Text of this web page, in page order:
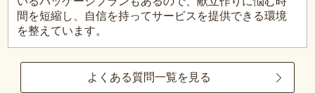
間を短縮し、自信を持ってサービスを提供できる環境
を整えています。
よくある質問一覧を見る